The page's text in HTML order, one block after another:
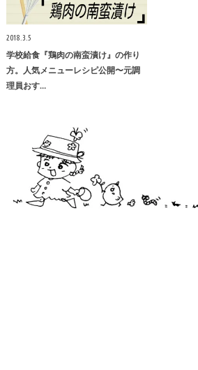
2018.3.5
学校給食『鶏肉の南蛮漬け』の作り
方。人気メニューレシピ公開〜元調
理員おす…